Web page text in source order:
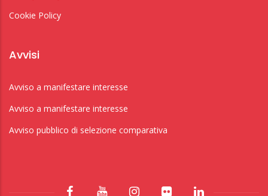
Cookie Policy
Avvisi
Avviso a manifestare interesse
Avviso a manifestare interesse
Avviso pubblico di selezione comparativa